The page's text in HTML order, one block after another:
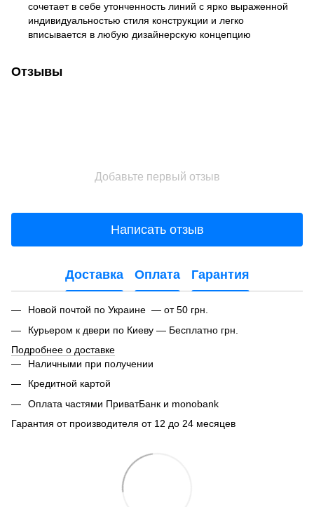
сочетает в себе утонченность линий с ярко выраженной
индивидуальностью стиля конструкции и легко
вписывается в любую дизайнерскую концепцию
Отзывы
Добавьте первый отзыв
Написать отзыв
Доставка Оплата Гарантия
Новой почтой по Украине — от 50 грн.
Курьером к двери по Киеву — Бесплатно грн.
Подробнее о доставке
Наличными при получении
Кредитной картой
Оплата частями ПриватБанк и monobank
Гарантия от производителя от 12 до 24 месяцев